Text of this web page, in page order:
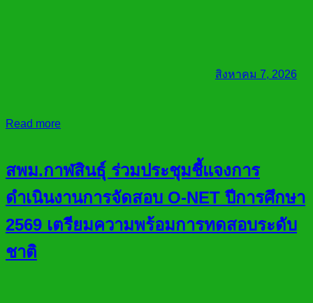
สิงหาคม 7, 2026
Read more
สพม.กาฬสินธุ์ ร่วมประชุมชี้แจงการ
ดำเนินงานการจัดสอบ O-NET ปีการศึกษา
2569 เตรียมความพร้อมการทดสอบระดับ
ชาติ